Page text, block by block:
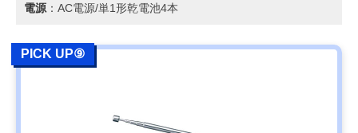
電源 ：AC電源/単1形乾電池4本
PICK UP⑨